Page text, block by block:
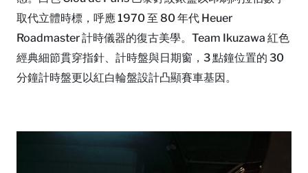
取代立體時標，呼應 1970 至 80 年代 Heuer
Roadmaster 計時儀器的復古美學。Team Ikuzawa 紅色
經典細節貫穿指針、計時盤與日期窗，3 點鐘位置的 30
分鐘計時盤更以紅白輪盤設計凸顯賽車基因。